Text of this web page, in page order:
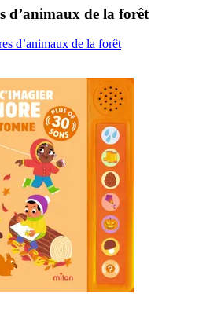
d’animaux de la forêt
d’animaux de la forêt